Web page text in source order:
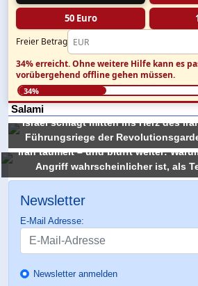
50 Euro
Freier Betrag
34% erreicht.Ohne weitere Hilfe kann es
vorübergehend offline gehen müssen.
34%
Salami
Israel schlägt mitten ins Herz des
Führungsriege der
Iran taumelt – und blufft weiter:
Angriff wahrscheinlicher ist, als
Newsletter
E-Mail Adresse:
Newsletter anmelden